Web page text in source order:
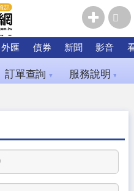
外匯 債券 新聞 影音
訂單查詢 ▼ 服務說明 ▼